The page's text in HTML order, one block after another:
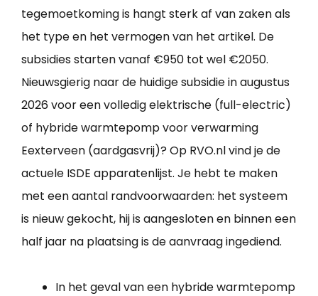
tegemoetkoming is hangt sterk af van zaken als
het type en het vermogen van het artikel. De
subsidies starten vanaf €950 tot wel €2050.
Nieuwsgierig naar de huidige subsidie in augustus
2026 voor een volledig elektrische (full-electric)
of hybride warmtepomp voor verwarming
Eexterveen (aardgasvrij)? Op RVO.nl vind je de
actuele ISDE apparatenlijst. Je hebt te maken
met een aantal randvoorwaarden: het systeem
is nieuw gekocht, hij is aangesloten en binnen een
half jaar na plaatsing is de aanvraag ingediend.
In het geval van een hybride warmtepomp